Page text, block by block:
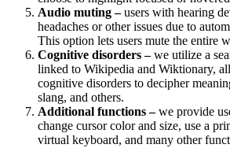
Audio muting –users with hearing
headaches or other issues due to
This option lets users mute the entire
Cognitive disorders –we utilize a
linked to Wikipedia and Wiktionary,
cognitive disorders to decipher
slang, and others.
Additional functions –we provide
change cursor color and size, use a
virtual keyboard, and many other